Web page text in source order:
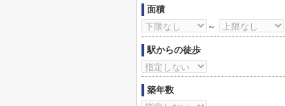
面積
～
駅からの徒歩
築年数